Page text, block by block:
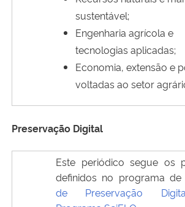
sustentável;
Engenharia agrícola e
tecnologias aplicadas;
Economia, extensão e
voltadas ao setor
Preservação Digital
Este periódico segue os
definidos no programa de
de Preservação